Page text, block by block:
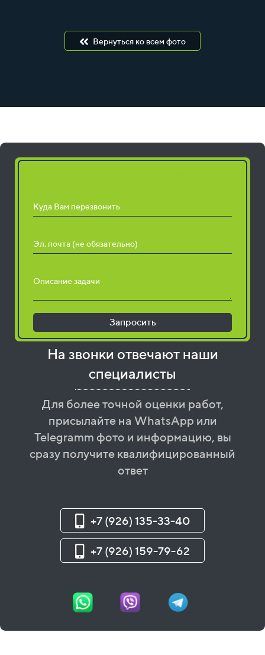
Вернуться ко всем фото
Куда Вам перезвонить
Эл. почта (не обязательно)
Описание задачи
Запросить
На звонки отвечают наши
специалисты
Для более точной оценки работ,
присылайте на WhatsApp или
Telegramm фото и информацию, вы
сразу получите квалифицированный
ответ
+7 (926) 135-33-40
+7 (926) 159-79-62